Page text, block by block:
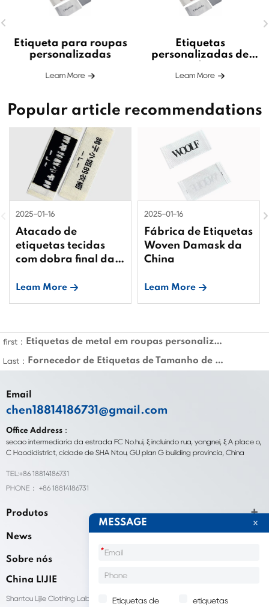
Etiqueta para roupas
personalizadas
Leam More
Etiquetas
personalizadas de
camisas
Leam More
Popular article recommendations
2025-01-16
Atacado de
etiquetas tecidas
com dobra final da
Leam More
2025-01-16
Fábrica de Etiquetas
Woven Damask da
China
Leam More
first： Etiquetas de metal em roupas personalizadas no atacado
Last： Fornecedor de Etiquetas de Tamanho de Roupa
Email
chen18814186731@gmail.com
Office Address：
seção intermediária da estrada FC No.hui, ξ incluindo rua, yangnei, ξ A place o,
C Haodidistrict, cidade de SHA Ntou, GU plan G building província, China
TEL:+86 18814186731
PHONE： +86 18814186731
Produtos
News
Sobre nós
China LIJIE
Shantou Lijie Clothing Labels fornece serviços personalizados para etiquetas
MESSAGE
*
Etiquetas de etiquetas